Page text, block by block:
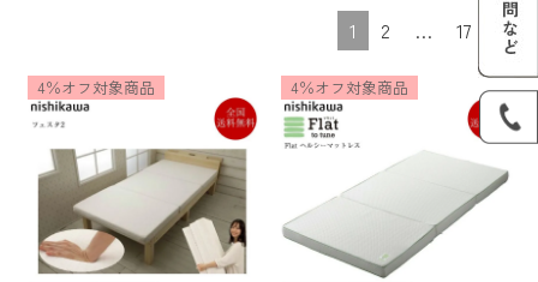
1
2 … 17
4％オフ対象商品 4％オフ対象商品